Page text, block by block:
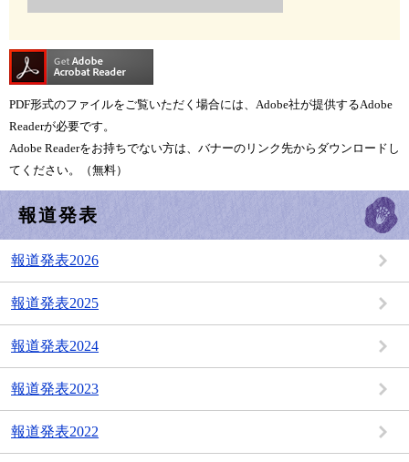
PDF形式のファイルをご覧いただく場合には、Adobe社が提供するAdobe
Readerが必要です。
Adobe Readerをお持ちでない方は、バナーのリンク先からダウンロードし
てください。（無料）
報道発表
報道発表2026
報道発表2025
報道発表2024
報道発表2023
報道発表2022